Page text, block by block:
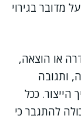
מדובר בגירוי
או הוצאה,
ותגובה
הייצור. ככל
להתגבר כי